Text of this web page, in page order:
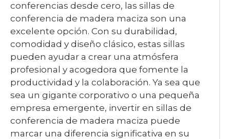
conferencias desde cero, las sillas de
conferencia de madera maciza son una
excelente opción. Con su durabilidad,
comodidad y diseño clásico, estas sillas
pueden ayudar a crear una atmósfera
profesional y acogedora que fomente la
productividad y la colaboración. Ya sea que
sea un gigante corporativo o una pequeña
empresa emergente, invertir en sillas de
conferencia de madera maciza puede
marcar una diferencia significativa en su